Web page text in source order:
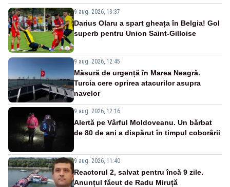
9 aug. 2026, 13:37
Darius Olaru a spart gheața în Belgia! Gol
superb pentru Union Saint-Gilloise
9 aug. 2026, 12:45
Măsură de urgență în Marea Neagră.
Turcia cere oprirea atacurilor asupra
navelor
9 aug. 2026, 12:16
Alertă pe Vârful Moldoveanu. Un bărbat
de 80 de ani a dispărut în timpul coborârii
9 aug. 2026, 11:40
Reactorul 2, salvat pentru încă 9 zile.
Anunțul făcut de Radu Miruță